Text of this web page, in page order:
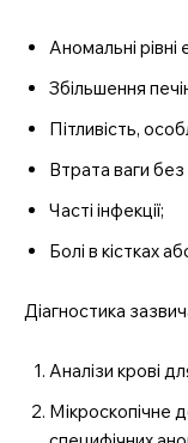
Аномальні рівні
Збільшення
Пітливість,
Втрата ваги
Часті інфекції;
Болі в кістках
Діагностика
Аналізи крові
Мікроскопічне